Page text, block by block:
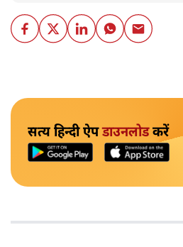
सत्य हिन्दी ऐपडाउनलोडकरें